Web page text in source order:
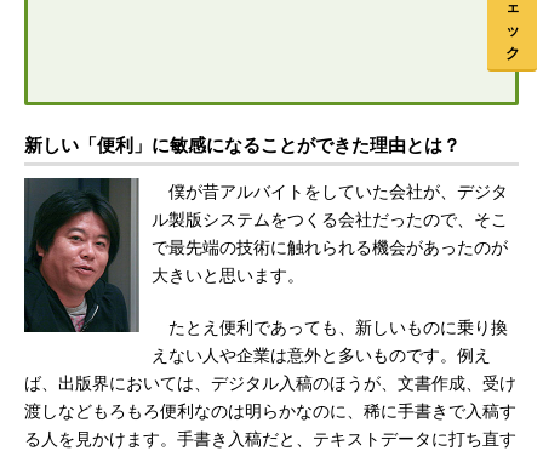
ェ
ッ
ク
新しい「便利」に敏感になることができた理由とは？
僕が昔アルバイトをしていた会社が、デジタ
ル製版システムをつくる会社だったので、そこ
で最先端の技術に触れられる機会があったのが
大きいと思います。
たとえ便利であっても、新しいものに乗り換
えない人や企業は意外と多いものです。例え
ば、出版界においては、デジタル入稿のほうが、文書作成、受け
渡しなどもろもろ便利なのは明らかなのに、稀に手書きで入稿す
る人を見かけます。手書き入稿だと、テキストデータに打ち直す